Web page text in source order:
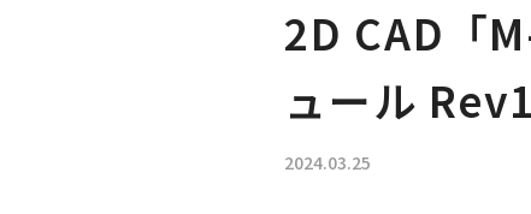
2D CAD「
ュール
2024.03.25